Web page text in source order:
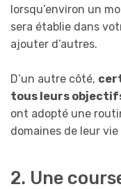
lorsqu’environ un
sera établie dans
ajouter d’autres.
D’un autre côté,
tous leurs
ont adopté une
domaines de leur
2. Une